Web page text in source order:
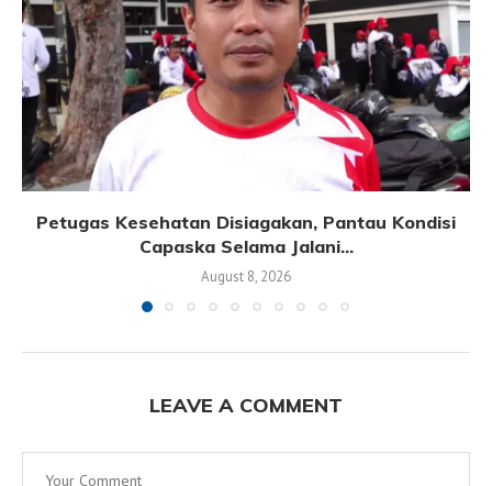
Petugas Kesehatan Disiagakan, Pantau Kondisi
Capaska Selama Jalani...
August 8, 2026
LEAVE A COMMENT